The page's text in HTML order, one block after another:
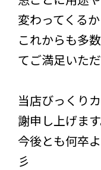
変わってくる
これからも多
てご満足いた
当店びっくり
謝申し上げます
今後とも何卒
彡